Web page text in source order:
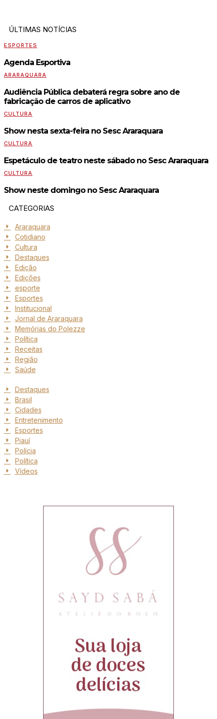
ÚLTIMAS NOTÍCIAS
ESPORTES
Agenda Esportiva
ARARAQUARA
Audiência Pública debaterá regra sobre ano de
fabricação de carros de aplicativo
CULTURA
Show nesta sexta-feira no Sesc Araraquara
CULTURA
Espetáculo de teatro neste sábado no Sesc Araraquara
CULTURA
Show neste domingo no Sesc Araraquara
CATEGORIAS
Araraquara
Cotidiano
Cultura
Destaques
Edição
Edições
esporte
Esportes
Institucional
Jornal de Araraquara
Memórias do Polezze
Política
Receitas
Região
Saúde
Destaques
Brasil
Cidades
Entretenimento
Esportes
Piauí
Polícia
Política
Vídeos